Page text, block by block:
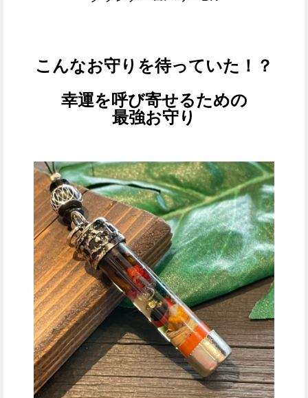
こんなお守りを待っていた！？
幸運を呼び寄せるための
最強お守り